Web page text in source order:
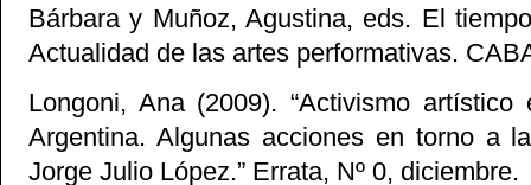
Bárbara y Muñoz, Agustina, eds. El
Actualidad de las artes performativas.
Longoni, Ana (2009). “Activismo
Argentina. Algunas acciones en torno a
Jorge Julio López.” Errata, Nº 0, diciembre.